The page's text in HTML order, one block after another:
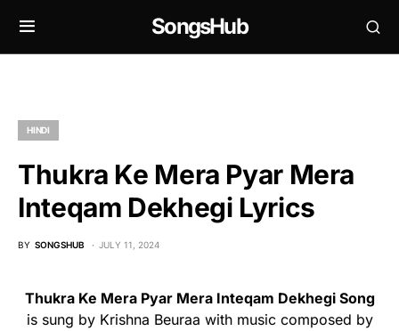
SongsHub
HINDI
Thukra Ke Mera Pyar Mera
Inteqam Dekhegi Lyrics
BY SONGSHUB JULY 11, 2024
Thukra Ke Mera Pyar Mera Inteqam Dekhegi Song
is sung by Krishna Beuraa with music composed by